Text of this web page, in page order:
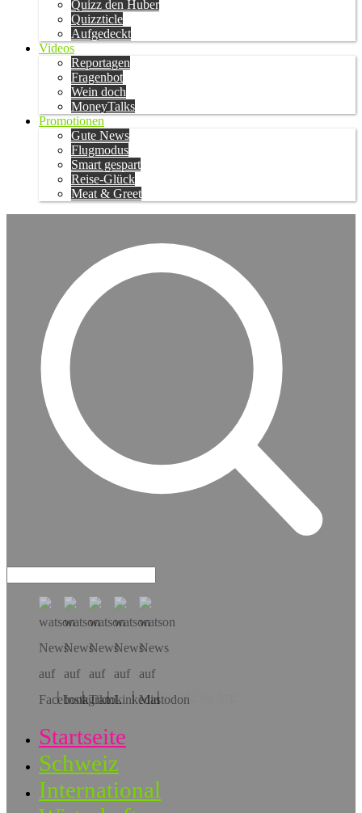
Quizz den Huber
Quizzticle
Aufgedeckt
Videos
Reportagen
Fragenbot
Wein doch
MoneyTalks
Promotionen
Gute News
Flugmodus
Smart gespart
Reise-Glück
Meat & Greet
Hol dir die App!
Startseite
Schweiz
International